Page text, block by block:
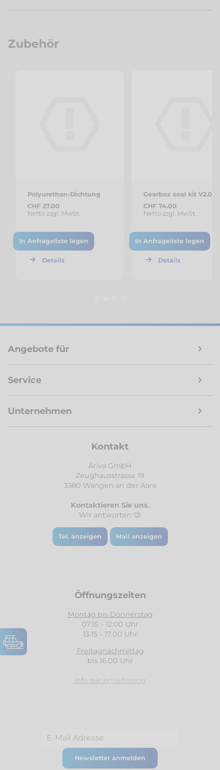
Zubehör
Polyurethan-Dichtung
CHF 27.00
Netto zzgl. MwSt.
In Anfrageliste legen
Details
Gearbox seal kit V2.0
CHF 74.00
Netto zzgl. MwSt.
In Anfrageliste legen
Details
Angebote für
Service
Unternehmen
Kontakt
Ariva GmbH
Zeughausstrasse 19
3380 Wangen an der Aare
Kontaktieren Sie uns.
Wir antworten 😊
Tel. anzeigen Mail anzeigen
Öffnungszeiten
Montag bis Donnerstag
07:15 – 12:00 Uhr
13:15 – 17:00 Uhr
Freitagnachmittag
bis 16:00 Uhr
Info zur Anlieferung